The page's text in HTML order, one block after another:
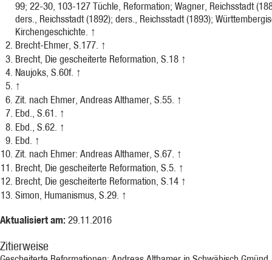
99; 22-30, 103-127 Tüchle, Reformation; Wagner, Reichsstadt
ders., Reichsstadt (1892); ders., Reichsstadt (1893);
Kirchengeschichte. ↑
Brecht-Ehmer, S.177. ↑
Brecht, Die gescheiterte Reformation, S.18 ↑
Naujoks, S.60f. ↑
↑
Zit. nach Ehmer, Andreas Althamer, S.55. ↑
Ebd., S.61. ↑
Ebd., S.62. ↑
Ebd. ↑
Zit. nach Ehmer: Andreas Althamer, S.67. ↑
Brecht, Die gescheiterte Reformation, S.5. ↑
Brecht, Die gescheiterte Reformation, S.14 ↑
Simon, Humanismus, S.29. ↑
Aktualisiert am: 29.11.2016
Zitierweise